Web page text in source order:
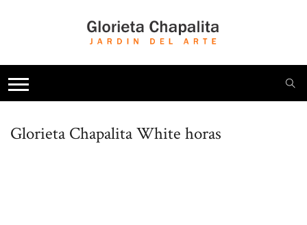
Glorieta ChapalitaWhite horas